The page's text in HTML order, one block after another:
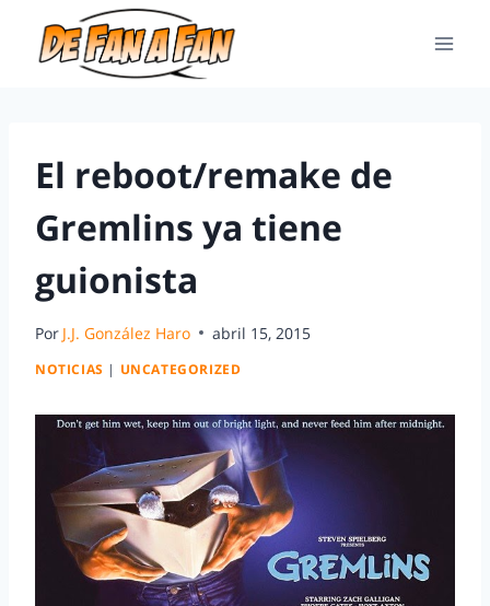
El reboot/remake de
Gremlins ya tiene
guionista
Por J.J. González Haro abril 15, 2015
NOTICIAS | UNCATEGORIZED